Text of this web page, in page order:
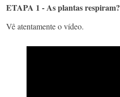
ETAPA 1 - As plantas respiram?​
Vê atentamente o vídeo.